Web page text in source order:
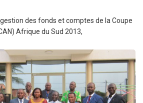
gestion des fonds et comptes de la Coupe
Afrique du Sud 2013,